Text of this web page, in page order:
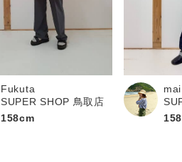
Fukuta
SUPER SHOP 鳥取店
158cm
mai